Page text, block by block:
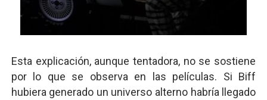
Esta explicación, aunque tentadora, no se sostiene
por lo que se observa en las películas. Si Biff
hubiera generado un universo alterno habría llegado